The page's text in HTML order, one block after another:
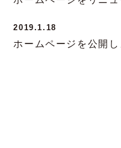
2019.1.18
ホームページを公開し